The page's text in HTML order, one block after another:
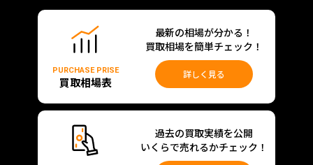
PURCHASE PRISE
買取相場表
最新の相場が分かる！
買取相場を簡単チェック！
詳しく見る
過去の買取実績を公開
いくらで売れるかチェック！